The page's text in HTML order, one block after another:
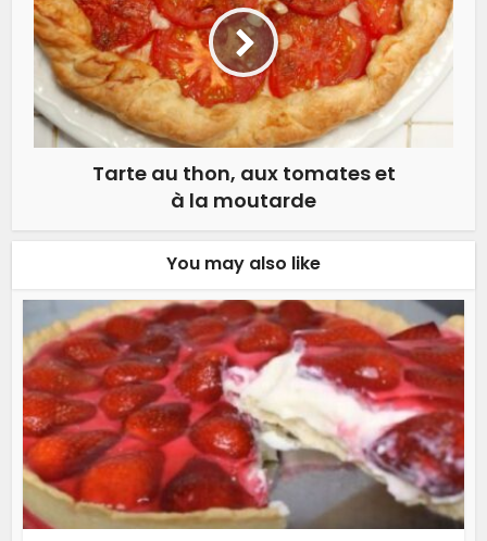
Tarte au thon, aux tomates et
à la moutarde
You may also like